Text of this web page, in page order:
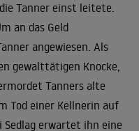
Tanner einst leitete.
an das Geld
angewiesen. Als
gewalttätigen Knocke,
Tanners alte
Tod einer Kellnerin auf
Sedlag erwartet ihn eine